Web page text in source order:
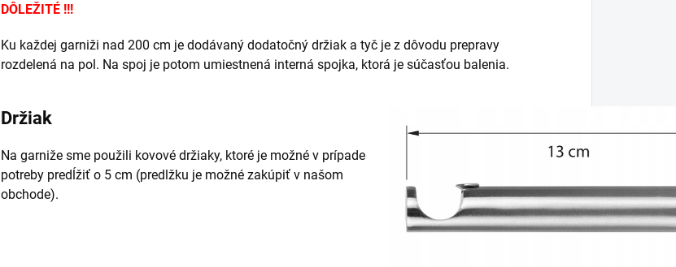
DÔLEŽITÉ !!!
Ku každej garniži nad 200 cm je dodávaný dodatočný držiak a tyč je z dôvodu prepravy
rozdelená na pol. Na spoj je potom umiestnená interná spojka, ktorá je súčasťou balenia.
Držiak
Na garniže sme použili kovové držiaky, ktoré je možné v prípade
potreby predĺžiť o 5 cm (predlžku je možné zakúpiť v našom
obchode).